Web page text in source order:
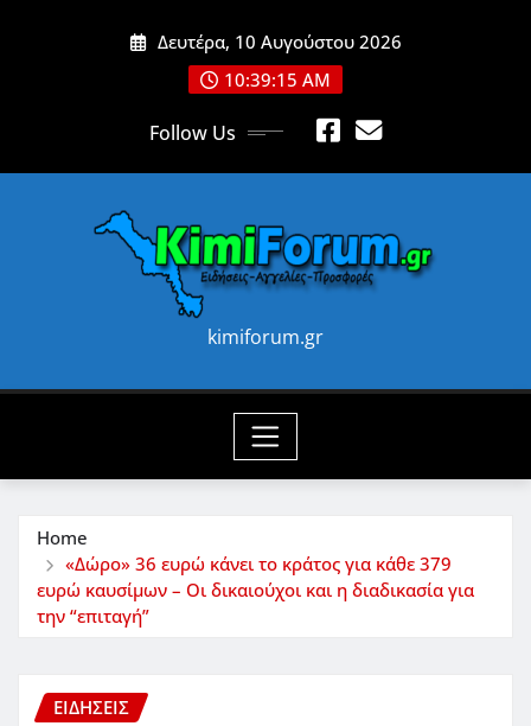
Δευτέρα, 10 Αυγούστου 2026
10:39:17 AM
Follow Us
kimiforum.gr
Home
«Δώρο» 36 ευρώ κάνει το κράτος για κάθε 379
ευρώ καυσίμων – Οι δικαιούχοι και η διαδικασία για
την “επιταγή”
ΕΙΔΗΣΕΙΣ